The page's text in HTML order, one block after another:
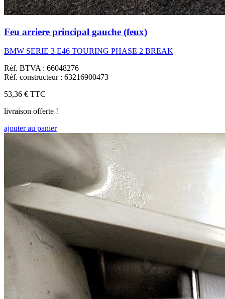
Feu arriere principal gauche (feux)
BMW SERIE 3 E46 TOURING PHASE 2 BREAK
Réf. BTVA : 66048276
Réf. constructeur : 63216900473
53,36 € TTC
livraison offerte !
ajouter au panier